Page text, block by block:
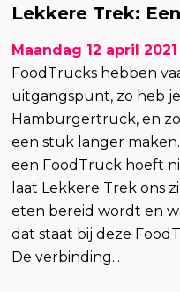
Lekkere Trek:
Maandag 12 april 2021
FoodTrucks hebben
uitgangspunt, zo heb
Hamburgertruck, en
een stuk langer
een FoodTruck hoeft
laat Lekkere Trek ons
eten bereid wordt en
dat staat bij deze
De verbinding...